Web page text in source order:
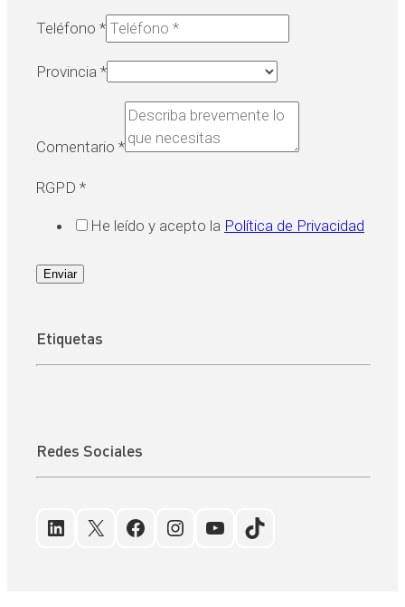
Teléfono *
Provincia *
Comentario *
RGPD *
He leído y acepto la Política de Privacidad
Enviar
Etiquetas
Redes Sociales
LinkedIn
X Facebook
Instagram
YouTube
TikTok